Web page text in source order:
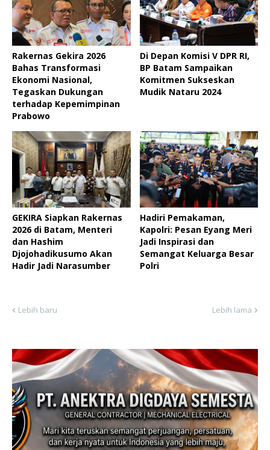
Rakernas Gekira 2026
Bahas Transformasi
Ekonomi Nasional,
Tegaskan Dukungan
terhadap Kepemimpinan
Prabowo
Di Depan Komisi V DPR RI,
BP Batam Sampaikan
Komitmen Sukseskan
Mudik Nataru 2024
GEKIRA Siapkan Rakernas
2026 di Batam, Menteri
dan Hashim
Djojohadikusumo Akan
Hadir Jadi Narasumber
Hadiri Pemakaman,
Kapolri: Pesan Eyang Meri
Jadi Inspirasi dan
Semangat Keluarga Besar
Polri
Lebih baru Lebih lama